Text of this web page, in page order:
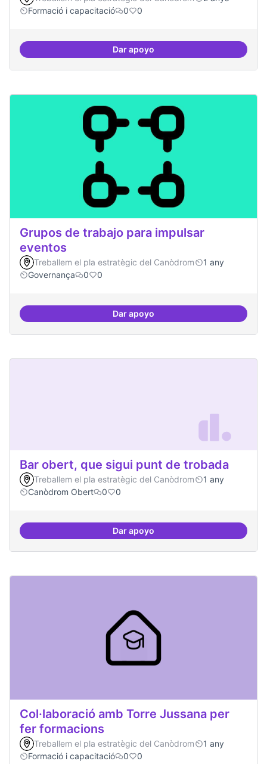
Formació i capacitació
0 0
Dar apoyoDefinició del currículum del
Grupos de trabajo para impulsar
eventos
Treballem el pla estratègic del Canòdrom
1 any
Governança
0 0
Dar apoyoGrupos de trabajo para impulsar
Bar obert, que sigui punt de trobada
Treballem el pla estratègic del Canòdrom
1 any
Canòdrom Obert
0 0
Dar apoyoBar obert, que sigui punt de
Col·laboració amb Torre Jussana per
fer formacions
Treballem el pla estratègic del Canòdrom
1 any
Formació i capacitació
0 0